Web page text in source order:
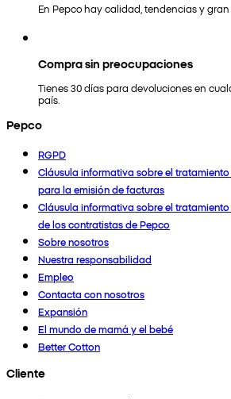
En Pepco hay calidad, tendencias y
Compra sin preocupaciones
Tienes 30 días para devoluciones en
país.
Pepco
RGPD
Cláusula informativa sobre el
para la emisión de facturas
Cláusula informativa sobre el
de los contratistas de Pepco
Sobre nosotros
Nuestra responsabilidad
Empleo
Contacta con nosotros
Expansión
El mundo de mamá y el bebé
Better Cotton
Cliente